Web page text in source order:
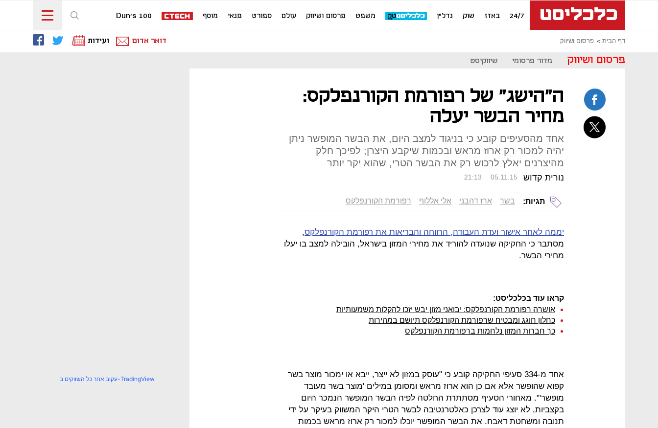
24/7 באזז שוק נדל"ן משפט פרסום ושיווק עולם ספורט פנאי מוסף Dun's 100
דף הבית פרסום ושיווק דואר אדום ועידות
פרסום ושיווק מדור פרסומי שיווקיסט
ה"הישג" של רפורמת הקורנפלקס:
מחיר הבשר יעלה
אחד מהסעיפים קובע כי בניגוד למצב היום, את הבשר המופשר ניתן
יהיה למכור רק ארוז מראש ובכמות שיקבע היצרן; לפיכך חלק
מהיצרנים יאלץ לרכוש רק את הבשר הטרי, שהוא יקר יותר
נורית קדוש 21:13 05.11.15
תגיות: בשר ארז דהבני אלי אללוף רפורמת הקורנפלקס
יממה לאחר אישור ועדת העבודה, הרווחה והבריאות את רפורמת הקורנפלקס,
מסתבר כי החקיקה שנועדה להוריד את מחירי המזון בישראל, הובילה למצב בו יעלו
מחירי הבשר.
קראו עוד בכלכליסט:
אושרה רפורמת הקורנפלקס: יבואני מזון יבש יזכו להקלות משמעותיות
כחלון חוגג ומבטיח שרפורמת הקורנפלקס תיושם במהירות
כך חברות המזון נלחמות ברפורמת הקורנפלקס
אחד מ-334 סעיפי החקיקה קובע כי "עוסק במזון לא ייצר, ייבא או ימכור מוצר בשר
קפוא שהופשר אלא אם כן הוא ארוז מראש ומסומן במילים 'מוצר בשר מעובד
מופשר'". מאחורי הסעיף מסתתרת החלטה לפיה הבשר המופשר הנמכר היום
בקצביות, לא יוצג עוד לצרכן כאלטרנטיבה לבשר הטרי היקר המשווק בעיקר על ידי
תנובה ומשחטת דאבח. את הבשר המופשר יוכלו למכור רק ארוז מראש בכמות
עקוב אחר כל השווקים ב-TradingView